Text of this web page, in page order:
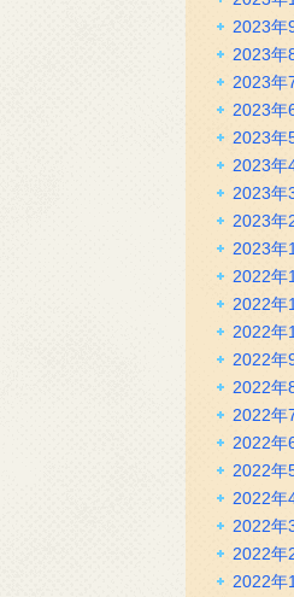
2023年
2023年
2023年
2023年
2023年
2023年
2023年
2023年
2023年
2022年
2022年
2022年
2022年
2022年
2022年
2022年
2022年
2022年
2022年
2022年
2022年